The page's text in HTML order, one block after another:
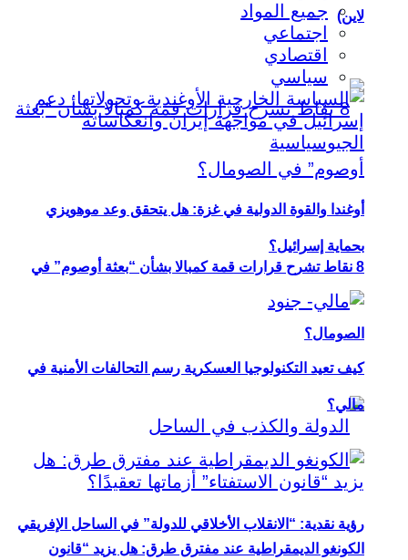
لاين)
8 نقاط تشرح قرارات قمة كمبالا بشأن “بعثة أوصوم” في
الصومال؟
رؤية نقدية: “الانقلاب الأخلاقي للدولة” في الساحل الإفريقي
جميع المواد
اجتماعي
اقتصادي
سياسي
أوغندا والقوة الدولية في غزة: هل يتحقق وعد موهويزي
بحماية إسرائيل؟
كيف تعيد التكنولوجيا العسكرية رسم التحالفات الأمنية في
مالي؟
الكونغو الديمقراطية عند مفترق طرق: هل يزيد “قانون